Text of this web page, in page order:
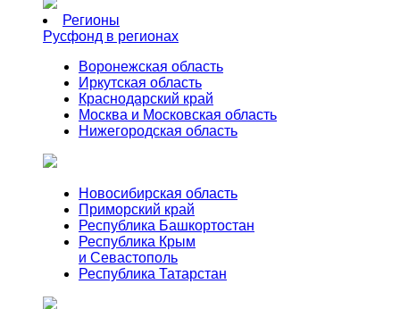
Регионы
Русфонд в регионах
Воронежская область
Иркутская область
Краснодарский край
Москва и Московская область
Нижегородская область
Новосибирская область
Приморский край
Республика Башкортостан
Республика Крым
и Севастополь
Республика Татарстан